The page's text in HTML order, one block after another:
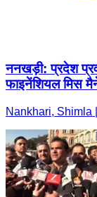
ननखड़ी: प्रदेश
फाइनेंशियल मिस
Nankhari, Shimla